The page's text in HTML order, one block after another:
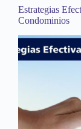
Estrategias
Condominios